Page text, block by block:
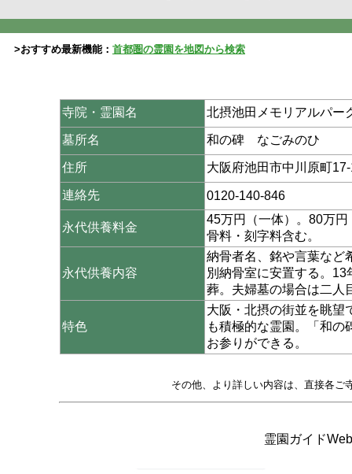
>おすすめ最新機能： 首都圏の霊園を地図から検索
寺院・霊園名 北摂池田メモリアルパー
墓所名 和の碑 なごみのひ
住所 大阪府池田市中川原町
連絡先 0120-140-846
永代供養料金
45万円（一体）。80万
骨料・刻字料含む。
永代供養内容
納骨者名、銘や言葉など
別納骨室に安置する。
葬。夫婦墓の場合は二人
特色
大阪・北摂の街並を眺望
も積極的な霊園。「和の
お参りができる。
その他、より詳しい内容は、直接各ご
霊園ガイド